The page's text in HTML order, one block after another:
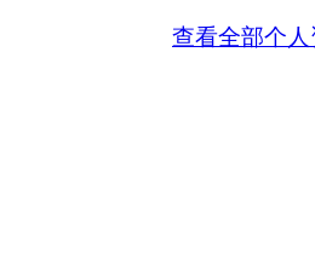
查看全部个